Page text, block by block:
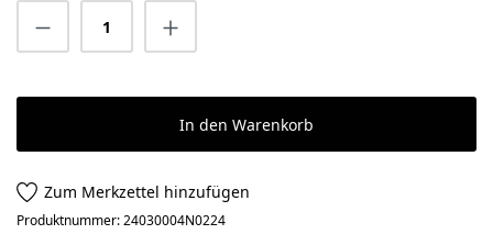
Produkt Anzahl: Gib den gewünschten
In den Warenkorb
Zum Merkzettel hinzufügen
Produktnummer:24030004N0224